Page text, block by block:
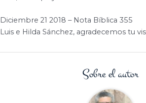
Diciembre 21 2018 – Nota Bíblica 355
Luis e Hilda Sánchez, agradecemos tu
Sobre el autor